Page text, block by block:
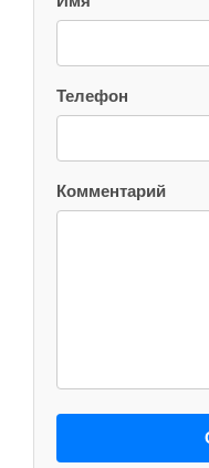
Телефон
Комментарий